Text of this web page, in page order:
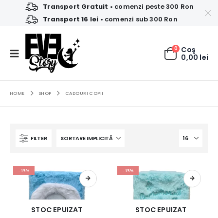
Transport Gratuit • comenzi peste 300 Ron
Transport 16 lei • comenzi sub 300 Ron
0 Coş
0,00 lei
HOME SHOP CADOURI COPII
FILTER
-13%
STOC EPUIZAT
-13%
STOC EPUIZAT